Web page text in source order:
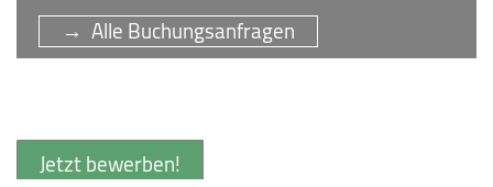
→ Alle Buchungsanfragen
Jetzt bewerben!